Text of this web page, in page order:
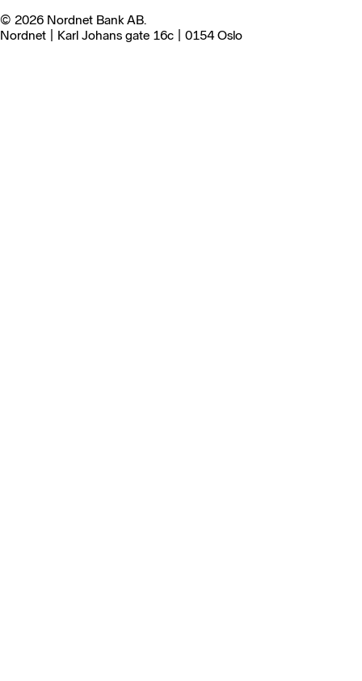
© 2026 Nordnet Bank AB.
Nordnet | Karl Johans gate 16c | 0154 Oslo